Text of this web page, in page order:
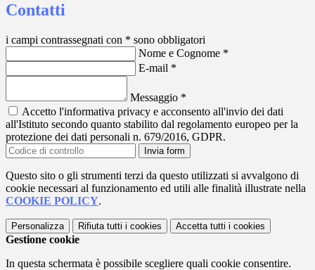
Contatti
i campi contrassegnati con * sono obbligatori
Nome e Cognome *
E-mail *
Messaggio *
Accetto l'informativa privacy e acconsento all'invio dei dati
all'Istituto secondo quanto stabilito dal regolamento europeo per la
protezione dei dati personali n. 679/2016, GDPR.
Invia form
Questo sito o gli strumenti terzi da questo utilizzati si avvalgono di
cookie necessari al funzionamento ed utili alle finalità illustrate nella
COOKIE POLICY.
Personalizza Rifiuta tutti i cookies Accetta tutti i cookies
Gestione cookie
In questa schermata è possibile scegliere quali cookie consentire.